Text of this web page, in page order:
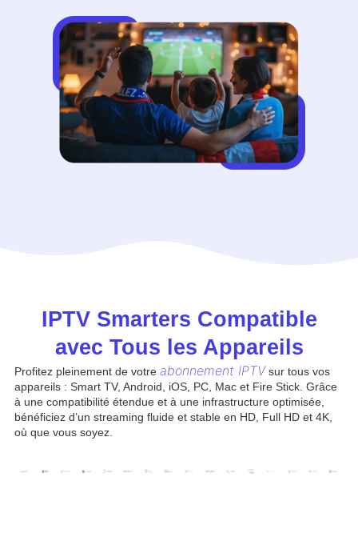
IPTV Smarters Compatible
avec Tous les Appareils
Profitez pleinement de votre abonnement IPTVsur tous vos
appareils : Smart TV, Android, iOS, PC, Mac et Fire Stick. Grâce
à une compatibilité étendue et à une infrastructure optimisée,
bénéficiez d’un streaming fluide et stable en HD, Full HD et 4K,
où que vous soyez.